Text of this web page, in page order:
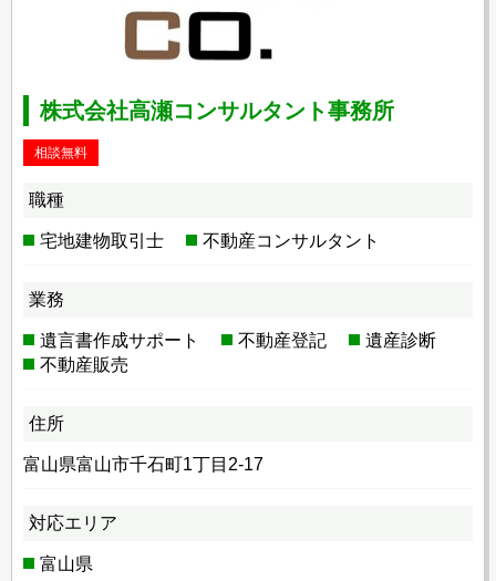
株式会社高瀬コンサルタント事務所
相談無料
職種
宅地建物取引士 不動産コンサルタント
業務
遺言書作成サポート 不動産登記
遺産診断
不動産販売
住所
富山県富山市千石町1丁目2-17
対応エリア
富山県